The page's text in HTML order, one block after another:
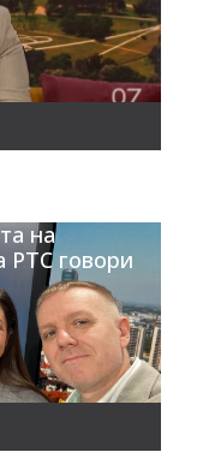
на
говори